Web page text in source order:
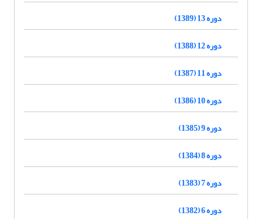
دوره 13 (1389)
دوره 12 (1388)
دوره 11 (1387)
دوره 10 (1386)
دوره 9 (1385)
دوره 8 (1384)
دوره 7 (1383)
دوره 6 (1382)